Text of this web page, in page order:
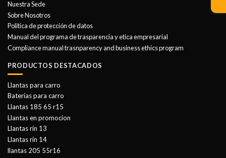
Nuestra Sede
Sobre Nosotros
Politica de protección de datos
Manual del programa de trasparencia y etica empresarial
Compliance manual trasnparency and business ethics program
PRODUCTOS DESTACADOS
Llantas para carro
Baterías para carro
Llantas 185 65 r15
Llantas en promocion
Llantas rin 13
Llantas rin 14
llantas 205 55r16